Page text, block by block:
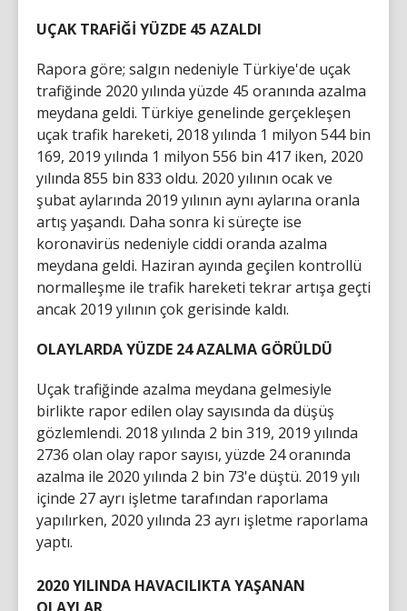
UÇAK TRAFİĞİ YÜZDE 45 AZALDI
Rapora göre; salgın nedeniyle Türkiye'de uçak
trafiğinde 2020 yılında yüzde 45 oranında azalma
meydana geldi. Türkiye genelinde gerçekleşen
uçak trafik hareketi, 2018 yılında 1 milyon 544 bin
169, 2019 yılında 1 milyon 556 bin 417 iken, 2020
yılında 855 bin 833 oldu. 2020 yılının ocak ve
şubat aylarında 2019 yılının aynı aylarına oranla
artış yaşandı. Daha sonra ki süreçte ise
koronavirüs nedeniyle ciddi oranda azalma
meydana geldi. Haziran ayında geçilen kontrollü
normalleşme ile trafik hareketi tekrar artışa geçti
ancak 2019 yılının çok gerisinde kaldı.
OLAYLARDA YÜZDE 24 AZALMA GÖRÜLDÜ
Uçak trafiğinde azalma meydana gelmesiyle
birlikte rapor edilen olay sayısında da düşüş
gözlemlendi. 2018 yılında 2 bin 319, 2019 yılında
2736 olan olay rapor sayısı, yüzde 24 oranında
azalma ile 2020 yılında 2 bin 73'e düştü. 2019 yılı
içinde 27 ayrı işletme tarafından raporlama
yapılırken, 2020 yılında 23 ayrı işletme raporlama
yaptı.
2020 YILINDA HAVACILIKTA YAŞANAN
OLAYLAR